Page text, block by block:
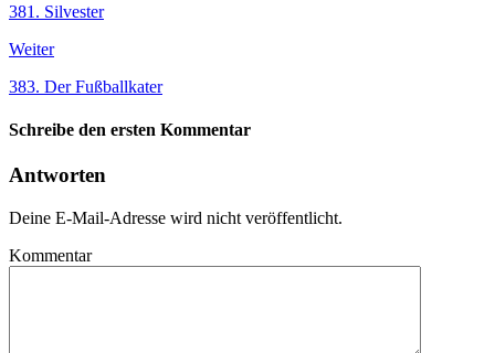
381. Silvester
Weiter
383. Der Fußballkater
Schreibe den ersten Kommentar
Antworten
Deine E-Mail-Adresse wird nicht veröffentlicht.
Kommentar